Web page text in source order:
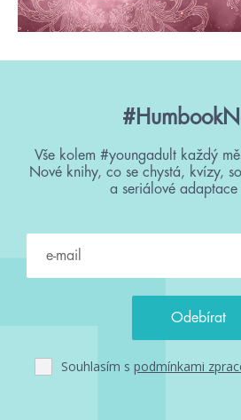
Vše kolem #youngadult každý
Nové knihy, co se chystá, kvízy,
a seriálové adaptace
Souhlasím s podmínkami